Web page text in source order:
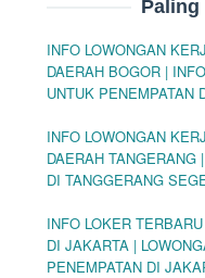
Paling
INFO LOWONGAN
DAERAH BOGOR |
UNTUK PENEMPATAN
INFO LOWONGAN
DAERAH TANGERANG
DI TANGGERANG
INFO LOKER
DI JAKARTA |
PENEMPATAN DI